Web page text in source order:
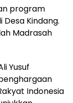
program
Desa Kindang.
Madrasah
Yusuf
Indonesia